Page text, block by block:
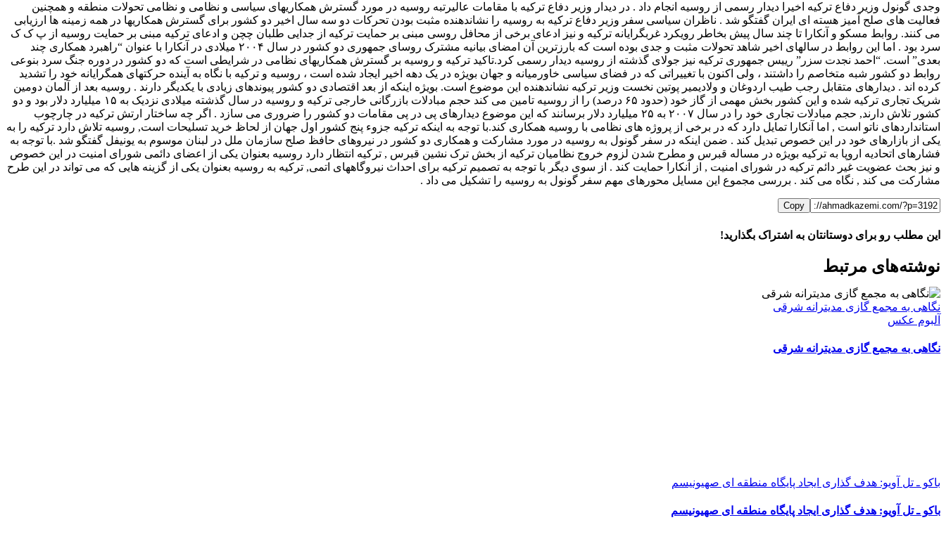
وجدی گونول وزیر دفاع ترکیه اخیرا دیدار رسمی از روسیه انجام داد . در دیدار وزیر دفاع ترکیه با مقامات عالیرتبه روسیه در مورد گسترش همکاریهای سیاسی و نظامی و نظامی تحولات منطقه و همچنین
فعالیت های صلح آمیز هسته ای ایران گفتگو شد . ناظران سیاسی سفر وزیر دفاع ترکیه به روسیه را نشاندهنده مثبت بودن تحرکات دو سه سال اخیر دو کشور برای گسترش همکاریها در همه زمینه ها ارزیابی
می کنند. روابط مسکو و آنکارا تا چند سال پیش بخاطر رویکرد غربگرایانه ترکیه و نیز ادعای برخی از محافل روسی مبنی بر حمایت ترکیه از جدایی طلبان چچن و ادعای ترکیه مبنی بر حمایت روسیه از پ ک ک
سرد بود . اما این روابط در سالهای اخیر شاهد تحولات مثبت و جدی بوده است که بارزترین آن امضای بیانیه مشترک روسای جمهوری دو کشور در سال ۲۰۰۴ میلادی در آنکارا با عنوان “راهبرد همکاری چند
بعدی” است. “احمد نجدت سزر” رییس جمهوری ترکیه نیز جولای گذشته از روسیه دیدار رسمی کرد.تاکید ترکیه و روسیه بر گسترش همکاریهای نظامی در شرایطی است که دو کشور در دوره جنگ سرد بنوعی
روابط دو کشور شبه متخاصم را داشتند ، ولی اکنون با تغییراتی که در فضای سیاسی خاورمیانه و جهان بویژه در یک دهه اخیر ایجاد شده است ، روسیه و ترکیه با نگاه به آینده حرکتهای همگرایانه خود را تشدید
کرده اند . دیدارهای متقابل رجب طیب اردوغان و ولادیمیر پوتین نخست وزیر ترکیه نشاندهنده این موضوع است. بویژه اینکه از بعد اقتصادی دو کشور پیوندهای زیادی با یکدیگر دارند . روسیه بعد از آلمان دومین
شریک تجاری ترکیه شده و این کشور بخش مهمی از گاز خود (حدود ۶۵ درصد) را از روسیه تامین می کند حجم مبادلات بازرگانی خارجی ترکیه و روسیه در سال گذشته میلادی نزدیک به ۱۵ میلیارد دلار بود و دو
کشور تلاش دارند, حجم مبادلات تجاری خود را در سال ۲۰۰۷ به ۲۵ میلیارد دلار برسانند که این موضوع دیدارهای پی در پی مقامات دو کشور را ضروری می سازد . اگر چه ساختار ارتش ترکیه در چارچوب
استانداردهای ناتو است , اما آنکارا تمایل دارد که در برخی از پروژه های نظامی با روسیه همکاری کند.با توجه به اینکه ترکیه جزوء پنج کشور اول جهان از لحاظ خرید تسلیحات است, روسیه تلاش دارد ترکیه را به
یکی از بازارهای خود در این خصوص تبدیل کند . ضمن اینکه در سفر گونول به روسیه در مورد مشارکت و همکاری دو کشور در نیروهای حافظ صلح سازمان ملل در لبنان موسوم به یونیفل گفتگو شد .با توجه به
فشارهای اتحادیه اروپا به ترکیه بویژه در مساله قبرس و مطرح شدن لزوم خروج نظامیان ترکیه از بخش ترک نشین قبرس , ترکیه انتظار دارد روسیه بعنوان یکی از اعضای دائمی شورای امنیت در این خصوص
و نیز بحث عضویت غیر دائم ترکیه در شورای امنیت , از آنکارا حمایت کند . از سوی دیگر با توجه به تصمیم ترکیه برای احداث نیروگاههای اتمی, ترکیه به روسیه بعنوان یکی از گزینه هایی که می تواند در این طرح
مشارکت می کند , نگاه می کند . بررسی مجموع این مسایل محورهای مهم سفر گونول به روسیه را تشکیل می داد .
Copy
این مطلب رو برای دوستانتان به اشتراک بگذارید!
FacebookX
LinkedIn
WhatsApp
Telegram
ایمیل
نوشته‌‌های مرتبط
نگاهی به مجمع گازی مدیترانه شرقی
آلبوم عکس
نگاهی به مجمع گازی مدیترانه شرقی
باکو ـ تل آویو: هدف گذاری ایجاد پایگاه منطقه ای صهیونیسم
باکو ـ تل آویو: هدف گذاری ایجاد پایگاه منطقه ای صهیونیسم